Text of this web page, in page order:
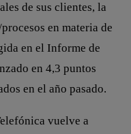
de sus clientes, la
en materia de
en el Informe de
en 4,3 puntos
en el año pasado.
vuelve a